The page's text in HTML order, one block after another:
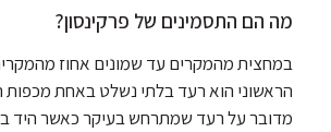
מה הם התסמינים של פרקינסון?
במחצית מהמקרים עד שמונים אחוז
הראשוני הוא רעד בלתי נשלט באחת מכפות
מדובר על רעד שמתרחש בעיקר כאשר היד